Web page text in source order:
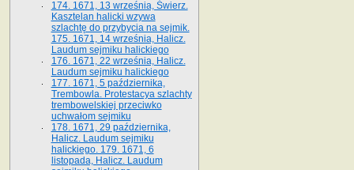
174. 1671, 13 września, Świerz.
Kasztelan halicki wzywa
szlachtę do przybycia na sejmik.
175. 1671, 14 września, Halicz.
Laudum sejmiku halickiego
176. 1671, 22 września, Halicz.
Laudum sejmiku halickiego
177. 1671, 5 października,
Trembowla. Protestacya szlachty
trembowelskiej przeciwko
uchwałom sejmiku
178. 1671, 29 października,
Halicz. Laudum sejmiku
halickiego. 179. 1671, 6
listopada, Halicz. Laudum